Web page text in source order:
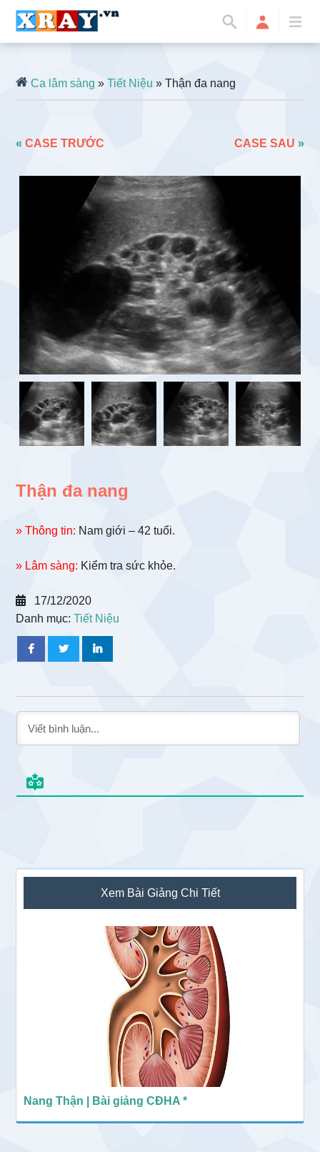
Ca lâm sàng »Tiết Niệu » Thận đa nang
«CASE TRƯỚC CASE SAU »
Thận đa nang
» Thông tin: Nam giới – 42 tuổi.
» Lâm sàng: Kiểm tra sức khỏe.
17/12/2020
Danh mục:Tiết Niệu
Sidebar
chính
Xem Bài Giảng Chi Tiết
Nang Thận | Bài giảng CĐHA *